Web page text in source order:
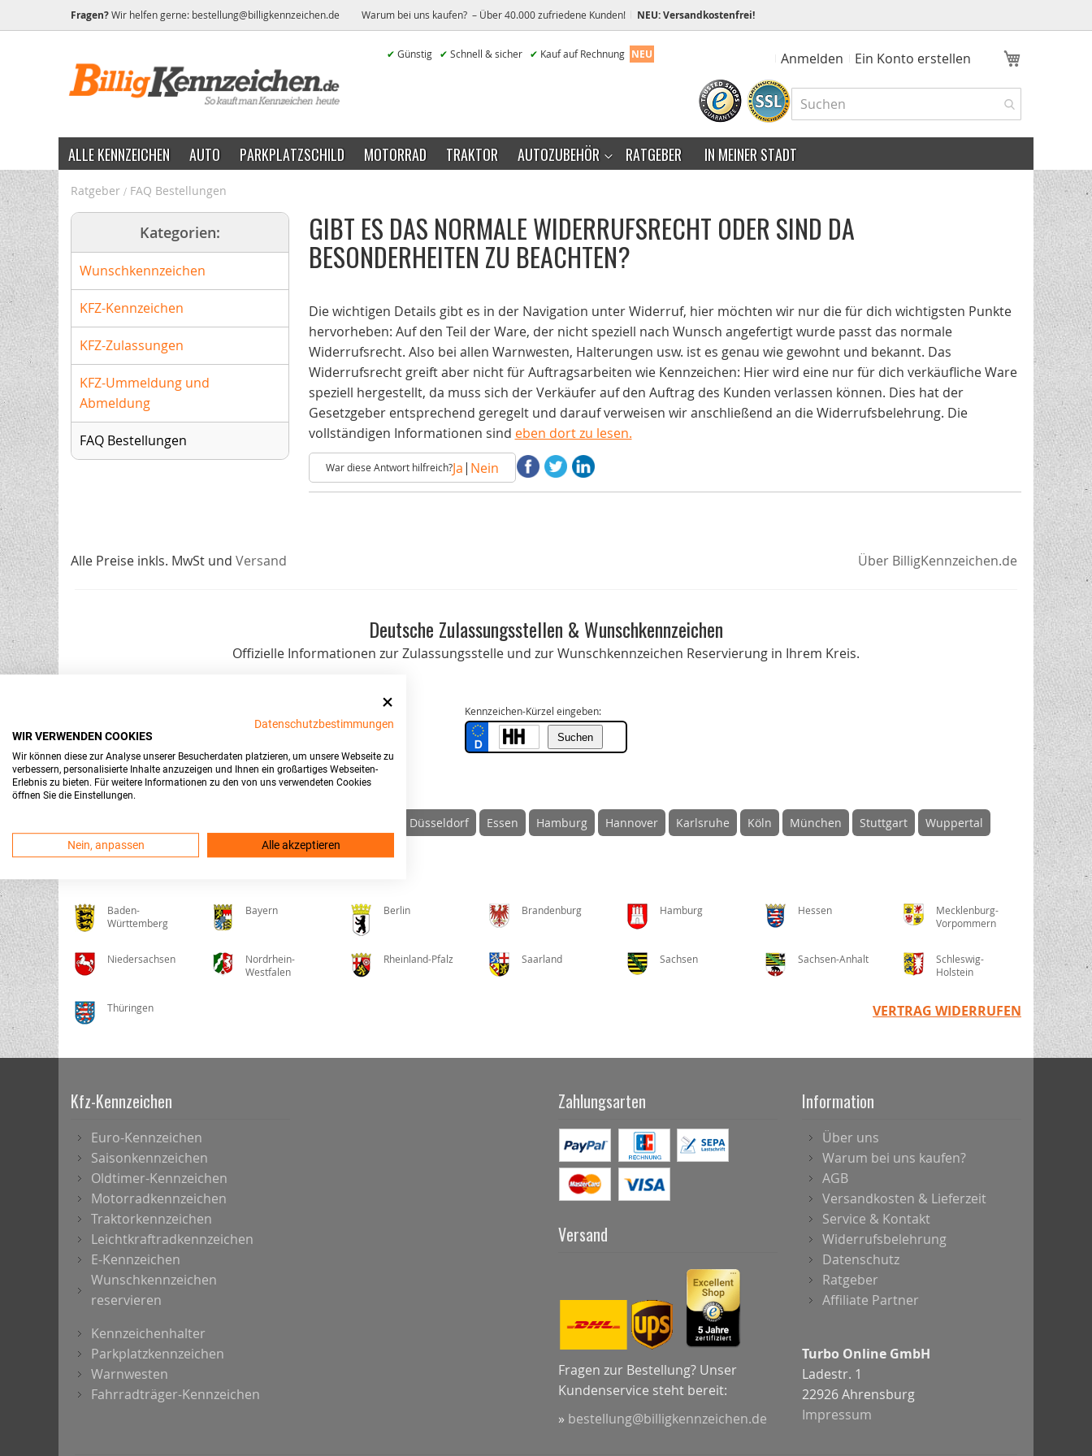
Fragen?Wir helfen gerne: bestellung@billigkennzeichen.de Warum bei uns kaufen? – Über 40.000 zufriedene Kunden! NEU: Versandkostenfrei!
✔ Günstig ✔ Schnell & sicher ✔ Kauf auf Rechnung NEU Anmelden Ein Konto erstellen
ALLE KENNZEICHEN AUTO PARKPLATZSCHILD MOTORRAD TRAKTOR AUTOZUBEHÖR RATGEBER IN MEINER STADT
Ratgeber FAQ Bestellungen
GIBT ES DAS NORMALE WIDERRUFSRECHT ODER SIND DA
BESONDERHEITEN ZU BEACHTEN?
Die wichtigen Details gibt es in der Navigation unter Widerruf, hier möchten wir nur die für dich wichtigsten Punkte
hervorheben: Auf den Teil der Ware, der nicht speziell nach Wunsch angefertigt wurde passt das normale
Widerrufsrecht. Also bei allen Warnwesten, Halterungen usw. ist es genau wie gewohnt und bekannt. Das
Widerrufsrecht greift aber nicht für Auftragsarbeiten wie Kennzeichen: Hier wird eine nur für dich verkäufliche Ware
speziell hergestellt, da muss sich der Verkäufer auf den Auftrag des Kunden verlassen können. Dies hat der
Gesetzgeber entsprechend geregelt und darauf verweisen wir anschließend an die Widerrufsbelehrung. Die
vollständigen Informationen sind eben dort zu lesen.
War diese Antwort hilfreich?Ja| Nein
Kategorien:
Wunschkennzeichen
KFZ-Kennzeichen
KFZ-Zulassungen
KFZ-Ummeldung und
Abmeldung
FAQ Bestellungen
Alle Preise inkls. MwSt und Versand Über BilligKennzeichen.de
Deutsche Zulassungsstellen & Wunschkennzeichen
Offizielle Informationen zur Zulassungsstelle und zur Wunschkennzeichen Reservierung in Ihrem Kreis.
Kennzeichen-Kürzel eingeben:
Düsseldorf Essen Hamburg Hannover Karlsruhe Köln München Stuttgart Wuppertal
Baden-
Württemberg
Bayern Berlin Brandenburg Hamburg Hessen
Mecklenburg-
Vorpommern
Niedersachsen
Nordrhein-
Westfalen
Rheinland-Pfalz Saarland Sachsen Sachsen-Anhalt
Schleswig-
Holstein
Thüringen VERTRAG WIDERRUFEN
Kfz-Kennzeichen
Euro-Kennzeichen
Saisonkennzeichen
Oldtimer-Kennzeichen
Motorradkennzeichen
Traktorkennzeichen
Leichtkraftradkennzeichen
E-Kennzeichen
Wunschkennzeichen
reservieren
Kennzeichenhalter
Parkplatzkennzeichen
Warnwesten
Fahrradträger-Kennzeichen
Zahlungsarten
Versand
Fragen zur Bestellung? Unser
Kundenservice steht bereit:
» bestellung@billigkennzeichen.de
Information
Über uns
Warum bei uns kaufen?
AGB
Versandkosten & Lieferzeit
Service & Kontakt
Widerrufsbelehrung
Datenschutz
Ratgeber
Affiliate Partner
Turbo Online GmbH
Ladestr. 1
22926 Ahrensburg
Impressum
Datenschutzbestimmungen
WIR VERWENDEN COOKIES
Wir können diese zur Analyse unserer Besucherdaten platzieren, um unsere Webseite zu
verbessern, personalisierte Inhalte anzuzeigen und Ihnen ein großartiges Webseiten-
Erlebnis zu bieten. Für weitere Informationen zu den von uns verwendeten Cookies
öffnen Sie die Einstellungen.
Nein, anpassen Alle akzeptieren